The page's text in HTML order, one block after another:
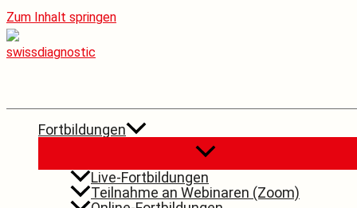
Zum Inhalt springen
Fortbildungen
Live-Fortbildungen
Teilnahme an Webinaren (Zoom)